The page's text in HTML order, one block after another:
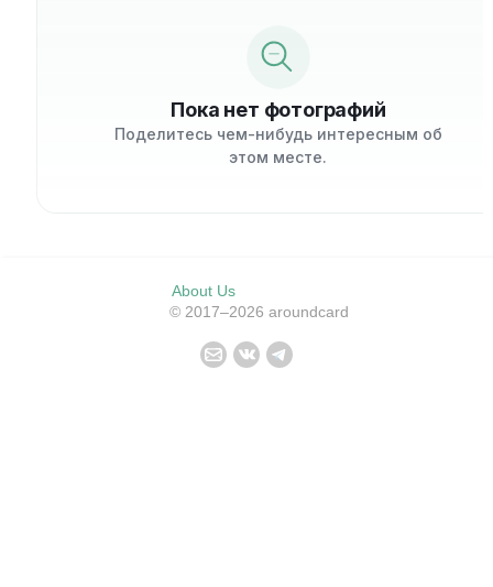
Пока нет фотографий
Поделитесь чем-нибудь интересным об
этом месте.
About Us
© 2017–2026 aroundcard